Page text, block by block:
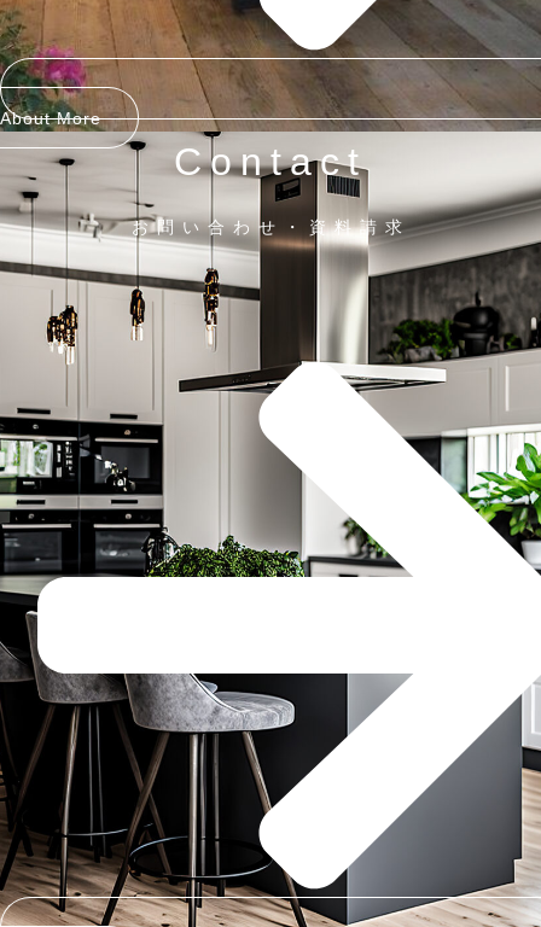
About More
Contact
お問い合わせ・資料請求